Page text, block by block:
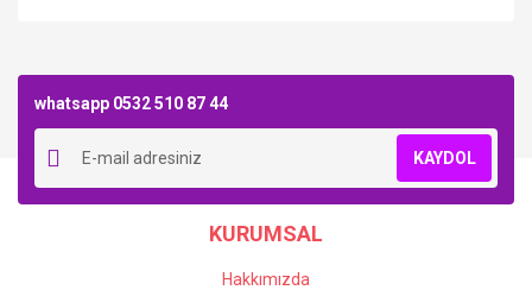
whatsapp 0532 510 87 44
KAYDOL
KURUMSAL
Hakkımızda